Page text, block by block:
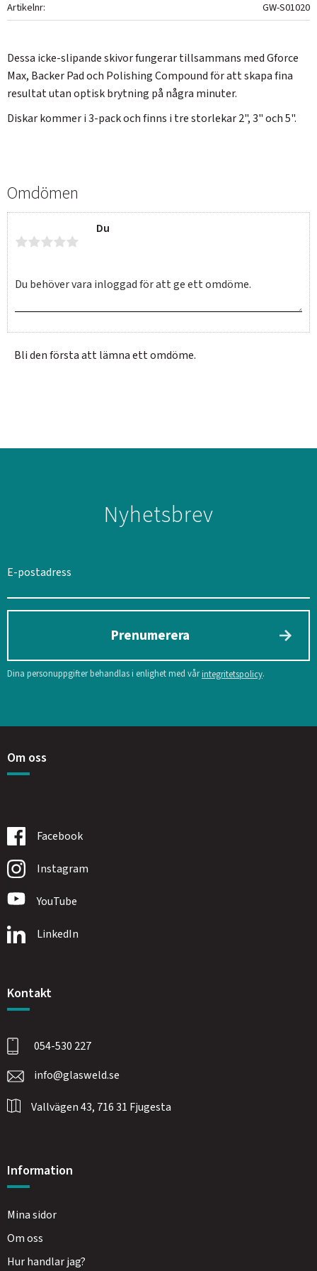
Artikelnr GW-S01020
Dessa icke-slipande skivor fungerar tillsammans med Gforce
Max, Backer Pad och Polishing Compound för att skapa fina
resultat utan optisk brytning på några minuter.
Diskar kommer i 3-pack och finns i tre storlekar 2", 3" och 5".
Omdömen
Du
Bli den första att lämna ett omdöme.
Nyhetsbrev
Prenumerera
Dina personuppgifter behandlas i enlighet med vårintegritetspolicy.
Om oss
Facebook
Instagram
YouTube
LinkedIn
Kontakt
054-530 227
info@glasweld.se
Vallvägen 43, 716 31 Fjugesta
Information
Mina sidor
Om oss
Hur handlar jag?